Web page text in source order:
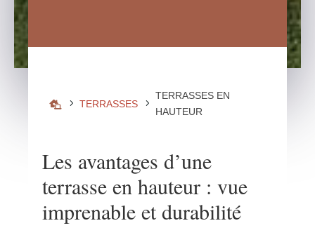
 5 TERRASSES 5
TERRASSES EN
HAUTEUR
Les avantages d’une
terrasse en hauteur : vue
imprenable et durabilité